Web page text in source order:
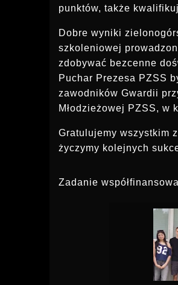
punktów, także
Dobre wyniki
szkoleniowej
zdobywać bezcenne
Puchar Prezesa PZSS
zawodników Gwardii
Młodzieżowej PZSS, w
Gratulujemy wszystkim
życzymy kolejnych
Zadanie